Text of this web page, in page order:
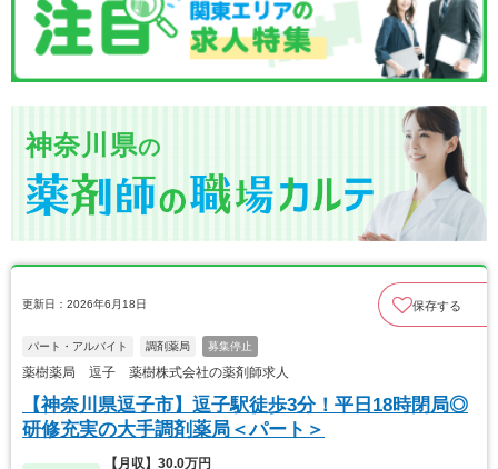
神奈川県の
更新日：2026年6月18日 保存する
パート・アルバイト 調剤薬局 募集停止
薬樹薬局 逗子 薬樹株式会社の薬剤師求人
【神奈川県逗子市】逗子駅徒歩3分！平日18時閉局◎
研修充実の大手調剤薬局＜パート＞
【月収】30.0万円